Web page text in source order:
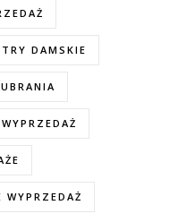
DAMSKIE
WYPRZEDAŻ